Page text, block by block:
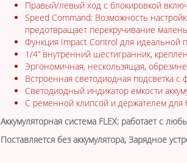
Правый/левый ход с блокировкой
Speed Command: Возможность
предотвращает перекручивание
Функция Impact Control для идеальной
1/4” внутренний шестигранник,
Эргономичная, нескользящая,
Встроенная светодиодная подсветка с
Светодиодный индикатор емкости
С ременной клипсой и держателем для
Аккумуляторная система FLEX: работает с
Поставляется без аккумулятора, Зарядное